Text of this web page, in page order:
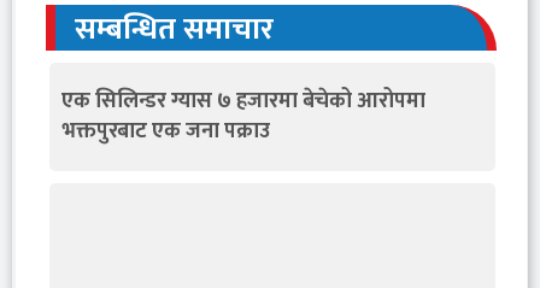
सम्बन्धित समाचार
एक सिलिन्डर ग्यास ७ हजारमा बेचेको आरोपमा
भक्तपुरबाट एक जना पक्राउ